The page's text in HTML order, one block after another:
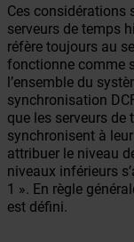
Ces considérations
serveurs de temps
réfère toujours au
fonctionne comme
l’ensemble du
synchronisation
que les serveurs de
synchronisent à
attribuer le niveau
niveaux inférieurs
1 ». En règle
est défini.